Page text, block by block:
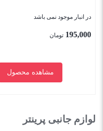
در انبار موجود نمی باشد
195,000 تومان
مشاهده محصول
لوازم جانبی پرینتر